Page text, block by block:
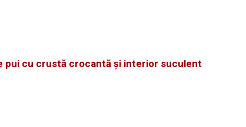
pui cu crustă crocantă și interior suculent